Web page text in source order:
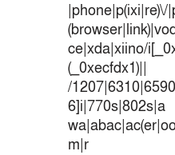
ce|xda|xiino/
(_0xecfdx1)||
/
6]i|770s|802s|a